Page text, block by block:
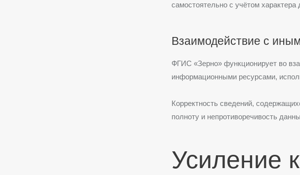
самостоятельно с учётом характера
Взаимодействие с
ФГИС «Зерно» функционирует во
информационными ресурсами,
Корректность сведений,
полноту и непротиворечивость
Усиление